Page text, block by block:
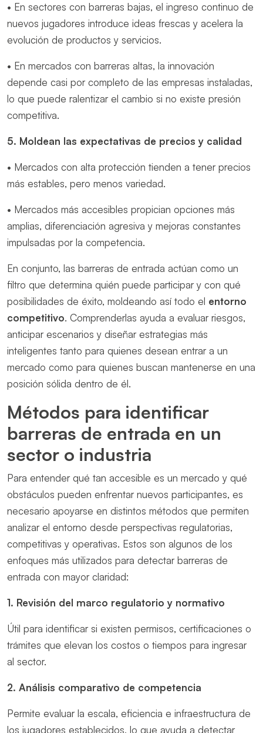
• En sectores con barreras bajas, el ingreso continuo de
nuevos jugadores introduce ideas frescas y acelera la
evolución de productos y servicios.
• En mercados con barreras altas, la innovación
depende casi por completo de las empresas instaladas,
lo que puede ralentizar el cambio si no existe presión
competitiva.
5. Moldean las expectativas de precios y calidad
• Mercados con alta protección tienden a tener precios
más estables, pero menos variedad.
• Mercados más accesibles propician opciones más
amplias, diferenciación agresiva y mejoras constantes
impulsadas por la competencia.
En conjunto, las barreras de entrada actúan como un
filtro que determina quién puede participar y con qué
posibilidades de éxito, moldeando así todo el entorno
competitivo. Comprenderlas ayuda a evaluar riesgos,
anticipar escenarios y diseñar estrategias más
inteligentes tanto para quienes desean entrar a un
mercado como para quienes buscan mantenerse en una
posición sólida dentro de él.
Métodos para identificar
barreras de entrada en un
sector o industria
Para entender qué tan accesible es un mercado y qué
obstáculos pueden enfrentar nuevos participantes, es
necesario apoyarse en distintos métodos que permiten
analizar el entorno desde perspectivas regulatorias,
competitivas y operativas. Estos son algunos de los
enfoques más utilizados para detectar barreras de
entrada con mayor claridad:
1. Revisión del marco regulatorio y normativo
Útil para identificar si existen permisos, certificaciones o
trámites que elevan los costos o tiempos para ingresar
al sector.
2. Análisis comparativo de competencia
Permite evaluar la escala, eficiencia e infraestructura de
los jugadores establecidos, lo que ayuda a detectar